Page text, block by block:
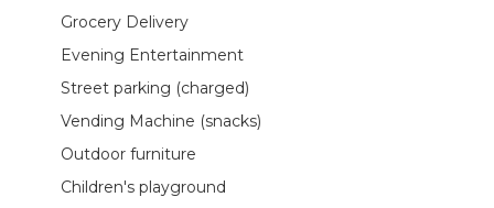
Grocery Delivery
Evening Entertainment
Street parking (charged)
Vending Machine (snacks)
Outdoor furniture
Children's playground